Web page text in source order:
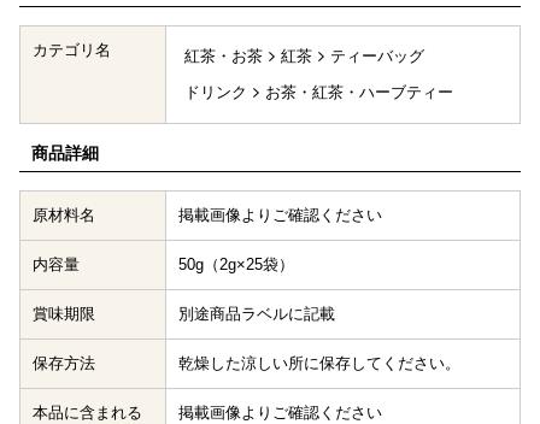
カテゴリ名 紅茶・お茶 紅茶
ティーバッグ
ドリンク
お茶・紅茶・ハーブティー
商品詳細
原材料名 掲載画像よりご確認ください
内容量 50g（2g×25袋）
賞味期限 別途商品ラベルに記載
保存方法 乾燥した涼しい所に保存してください。
本品に含まれる
掲載画像よりご確認ください